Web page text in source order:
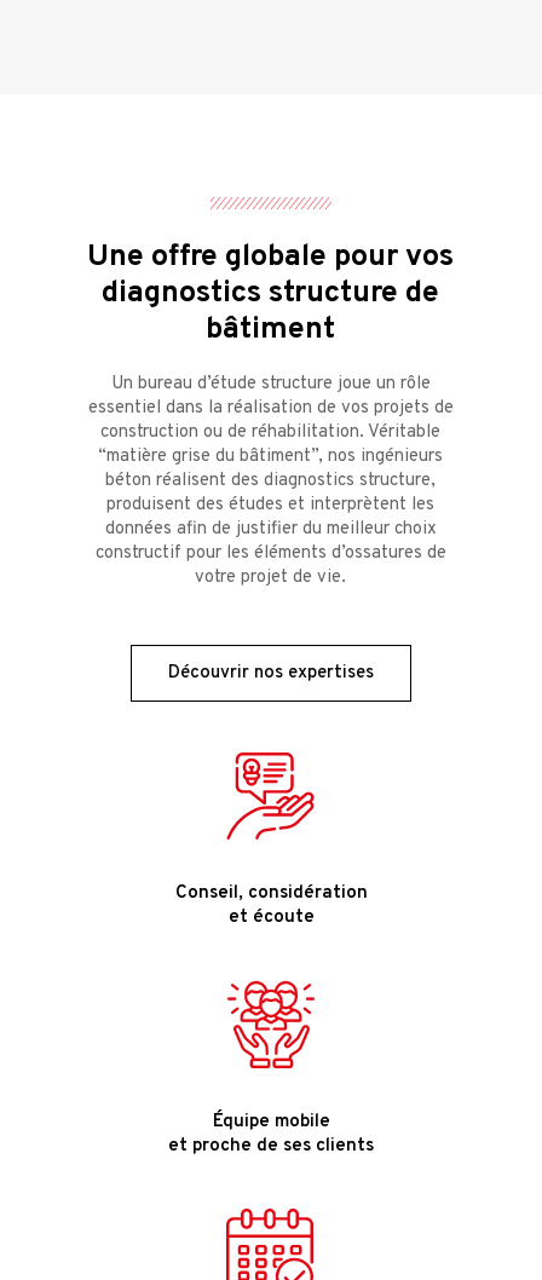
Une offre globale pour vos
diagnostics structure de
bâtiment
Un bureau d’étude structure joue un rôle
essentiel dans la réalisation de vos projets de
construction ou de réhabilitation. Véritable
“matière grise du bâtiment”, nos ingénieurs
béton réalisent des diagnostics structure,
produisent des études et interprètent les
données afin de justifier du meilleur choix
constructif pour les éléments d’ossatures de
votre projet de vie.
Découvrir nos expertises
Conseil, considération
et écoute
Équipe mobile
et proche de ses clients